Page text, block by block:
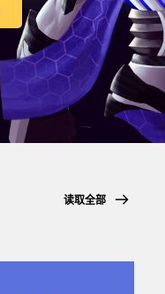
读取全部